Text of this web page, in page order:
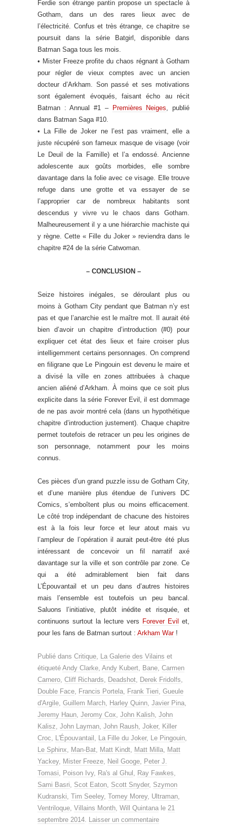
Ferdie son étrange pantin propose un spectacle à
Gotham, dans un des rares lieux avec de
l’électricité. Confus et très étrange, ce chapitre se
poursuit dans la série Batgirl, disponible dans
Batman Saga tous les mois.
• Mister Freeze profite du chaos régnant à Gotham
pour régler de vieux comptes avec un ancien
docteur d’Arkham. Son passé et ses motivations
sont également évoqués, faisant écho au récit
Batman : Annual #1 – Premières Neiges , publié
dans Batman Saga #10.
• La Fille de Joker ne l’est pas vraiment, elle a
juste récupéré son fameux masque de visage (voir
Le Deuil de la Famille) et l’a endossé. Ancienne
adolescente aux goûts morbides, elle sombre
davantage dans la folie avec ce visage. Elle trouve
refuge dans une grotte et va essayer de se
l’approprier car de nombreux habitants sont
descendus y vivre vu le chaos dans Gotham.
Malheureusement il y a une hiérarchie machiste qui
y règne. Cette « Fille du Joker » reviendra dans le
chapitre #24 de la série Catwoman.
– CONCLUSION –
Seize histoires inégales, se déroulant plus ou
moins à Gotham City pendant que Batman n’y est
pas et que l’anarchie est le maître mot. Il aurait été
bien d’avoir un chapitre d’introduction (#0) pour
expliquer cet état des lieux et faire croiser plus
intelligemment certains personnages. On comprend
en filigrane que Le Pingouin est devenu le maire et
a divisé la ville en zones attribuées à chaque
ancien aliéné d’Arkham. À moins que ce soit plus
explicite dans la série Forever Evil, il est dommage
de ne pas avoir montré cela (dans un hypothétique
chapitre d’introduction justement). Chaque chapitre
permet toutefois de retracer un peu les origines de
son personnage, notamment pour les moins
connus.
Ces pièces d’un grand puzzle issu de Gotham City,
et d’une manière plus étendue de l’univers DC
Comics, s’emboîtent plus ou moins efficacement.
Le côté trop indépendant de chacune des histoires
est à la fois leur force et leur atout mais vu
l’ampleur de l’opération il aurait peut-être été plus
intéressant de concevoir un fil narratif axé
davantage sur la ville et son contrôle par zone. Ce
qui a été admirablement bien fait dans
L’Épouvantail et un peu dans d’autres histoires
mais l’ensemble est toutefois un peu bancal.
Saluons l’initiative, plutôt inédite et risquée, et
continuons surtout la lecture vers Forever Evil
et,
pour les fans de Batman surtout : Arkham War!
Publié dans Critique La Galerie des Vilains et
étiqueté Andy Clarke Andy Kubert Bane Carmen
Carnero Cliff Richards Deadshot Derek Fridolfs
Double Face
Francis Portela Frank Tieri Gueule
d'Argile Guillem March Harley Quinn Javier Pina
Jeremy Haun Jeromy Cox John Kalish John
Kalisz John Layman John Raush Joker, Killer
Croc
L'Épouvantail La Fille du Joker, Le Pingouin
Le Sphinx
Man-Bat Matt Kindt Matt Milla
Matt
Yackey, Mister Freeze Neil Googe
Peter J.
Tomasi
Poison Ivy, Ra's al Ghul Ray Fawkes
Sami Basri
Scot Eaton Scott Snyder, Szymon
Kudranski Tim Seeley, Tomey Morey, Ultraman
Ventriloque Villains Month Will Quintana le 21
septembre 2014
Laisser un commentaire